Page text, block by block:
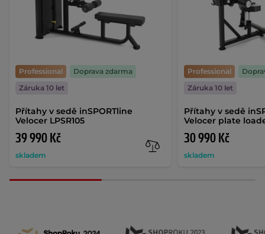
Přítahy v sedě inSPORTline
Velocer LPSR105
39 990 Kč
skladem
Professional
Doprava zdarma
Záruka 10 let
Přítahy v sedě
Velocer plate
30 990 Kč
skladem
Professional
Záruka 10 let